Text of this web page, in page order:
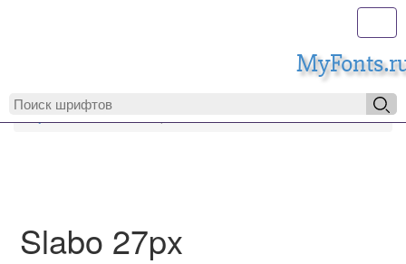
MyFonts.ru
Slabo 27px